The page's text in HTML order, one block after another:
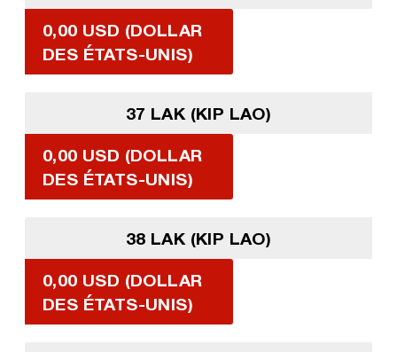
0,00 USD (DOLLAR
DES ÉTATS-UNIS)
37 LAK (KIP LAO)
0,00 USD (DOLLAR
DES ÉTATS-UNIS)
38 LAK (KIP LAO)
0,00 USD (DOLLAR
DES ÉTATS-UNIS)